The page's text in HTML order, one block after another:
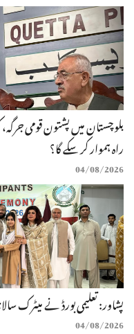
بلوچستان میں پشتون قومی
راہ ہموار کر سکے گا؟
04/08/2026
پشاور: تعلیمی بورڈ نے میٹرک سالانہ امتحانات 2026 کے
04/08/2026